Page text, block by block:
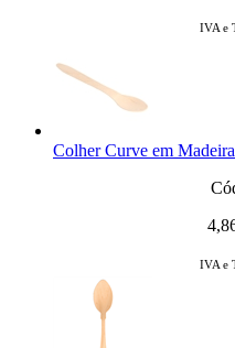
IVA e
Colher Curve em
IVA e